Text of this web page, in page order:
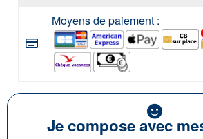
Moyens de paiement :
Je compose avec